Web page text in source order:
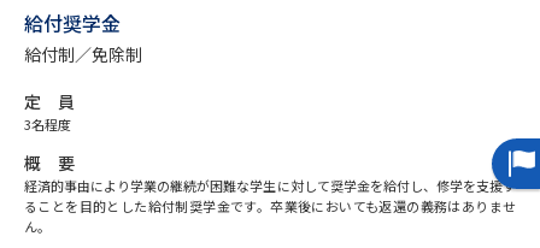
大学で学べる内容や特徴を調べる
新増設大学・学部・学科特集
給付奨学金
給付制／免除制
定 員
3名程度
概 要
経済的事由により学業の継続が困難な学生に対して奨学金を給付し、修学を支援す
ることを目的とした給付制奨学金です。卒業後においても返還の義務はありませ
ん。